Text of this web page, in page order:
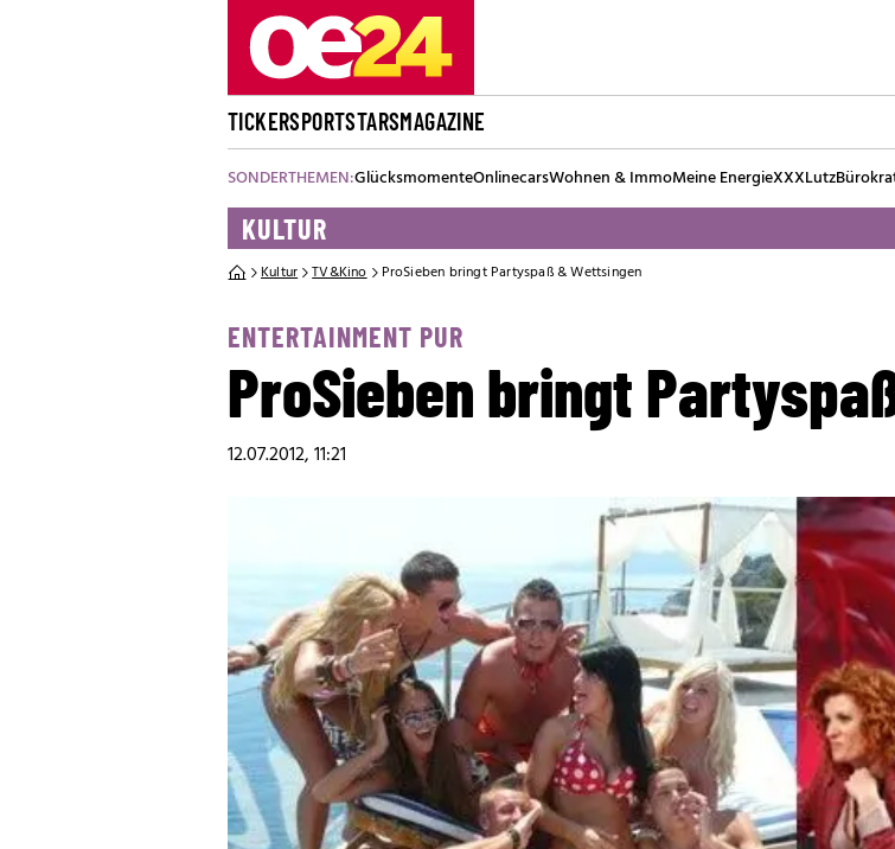
TICKERSPORTSTARSMAGAZINE
SONDERTHEMEN:GlücksmomenteOnlinecarsWohnen & ImmoMeine EnergieXXXLutz
KULTUR
Kultur TV&Kino ProSieben bringt Partyspaß & Wettsingen
ENTERTAINMENT PUR
ProSieben bringt
12.07.2012, 11:21